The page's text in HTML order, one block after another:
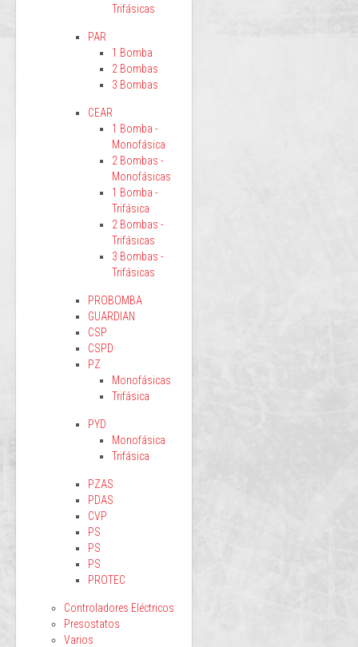
Trifásicas
PAR
1 Bomba
2 Bombas
3 Bombas
CEAR
1 Bomba -
Monofásica
2 Bombas -
Monofásicas
1 Bomba -
Trifásica
2 Bombas -
Trifásicas
3 Bombas -
Trifásicas
PROBOMBA
GUARDIAN
CSP
CSPD
PZ
Monofásicas
Trifásica
PYD
Monofásica
Trifásica
PZAS
PDAS
CVP
PS
PS
PS
PROTEC
Controladores Eléctricos
Presostatos
Varios